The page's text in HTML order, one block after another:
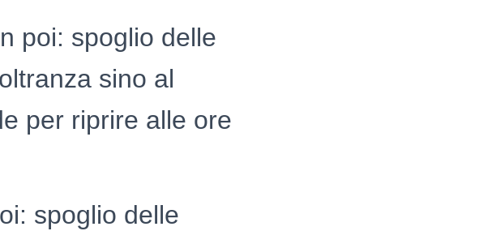
poi: spoglio delle
sino al
per riprire alle ore
spoglio delle